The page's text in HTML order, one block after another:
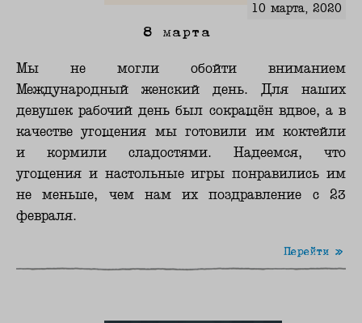
10 марта, 2020
8 марта
Мы не могли обойти вниманием
Международный женский день. Для наших
девушек рабочий день был сокращён вдвое, а в
качестве угощения мы готовили им коктейли
и кормили сладостями. Надеемся, что
угощения и настольные игры понравились им
не меньше, чем нам их поздравление с 23
февраля.
Перейти »